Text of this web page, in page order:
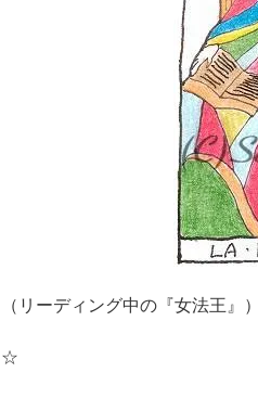
（リーディング中の『女法王』）
☆